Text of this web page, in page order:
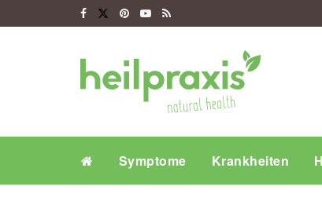
Symptome Krankheiten